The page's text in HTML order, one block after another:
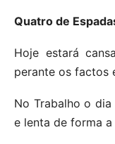
Quatro de
Hoje estará
perante os factos
No Trabalho o
e lenta de forma